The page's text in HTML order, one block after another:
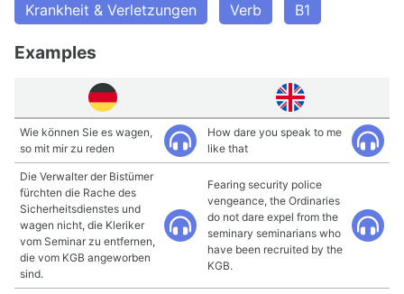
Krankheit & Verletzungen Verb B1
Examples
Wie können Sie es wagen,
so mit mir zu reden
How dare you speak to me
like that
Die Verwalter der Bistümer
fürchten die Rache des
Sicherheitsdienstes und
wagen nicht, die Kleriker
vom Seminar zu entfernen,
die vom KGB angeworben
sind.
Fearing security police
vengeance, the Ordinaries
do not dare expel from the
seminary seminarians who
have been recruited by the
KGB.